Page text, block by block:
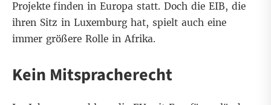
Projekte finden in Europa statt. Doch die EIB, die
ihren Sitz in Luxemburg hat, spielt auch eine
immer größere Rolle in Afrika.
Kein Mitspracherecht